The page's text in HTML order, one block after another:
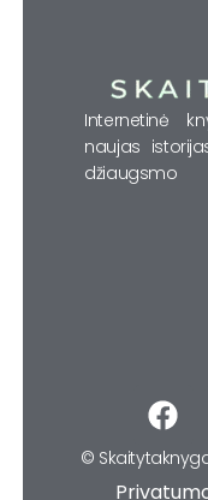
Internetinė
naujas
džiaugsmo
F
a
c
©